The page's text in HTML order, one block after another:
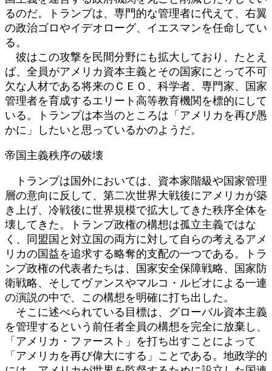
るのだ。トランプは、専門的な管理者に代えて、右翼
の政治ゴロやイデオローグ、イエスマンを任命してい
る。
彼はこの攻撃を民間分野にも拡大しており、たとえ
ば、全員がアメリカ資本主義とその国家にとって不可
欠な人材である将来のＣＥＯ、科学者、専門家、国家
管理者を育成するエリート高等教育機関を標的にして
いる。トランプは本当のところは「アメリカを再び愚
かに」したいと思っているかのようだ。
帝国主義秩序の破壊
トランプは国外においては、資本家階級や国家管理
層の意向に反して、第二次世界大戦後にアメリカが築
き上げ、冷戦後に世界規模で拡大してきた秩序全体を
壊してきた。トランプ政権の構想は孤立主義ではな
く、同盟国と対立国の両方に対して自らの考えるアメ
リカの国益を追求する略奪的支配の一つである。トラ
ンプ政権の代表者たちは、国家安全保障戦略、国家防
衛戦略、そしてヴァンスやマルコ・ルビオによる一連
の演説の中で、この構想を明確に打ち出した。
そこに述べられている目標は、グローバル資本主義
を管理するという前任者全員の構想を完全に放棄し、
「アメリカ・ファースト」を打ち出すことによって
「アメリカを再び偉大にする」ことである。地政学的